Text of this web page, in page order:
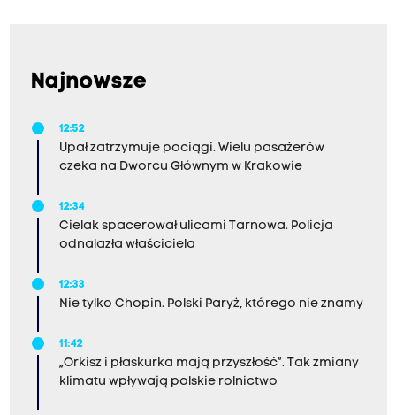
Najnowsze
12:52
Upał zatrzymuje pociągi. Wielu pasażerów
czeka na Dworcu Głównym w Krakowie
12:34
Cielak spacerował ulicami Tarnowa. Policja
odnalazła właściciela
12:33
Nie tylko Chopin. Polski Paryż, którego nie znamy
11:42
„Orkisz i płaskurka mają przyszłość”. Tak zmiany
klimatu wpływają polskie rolnictwo